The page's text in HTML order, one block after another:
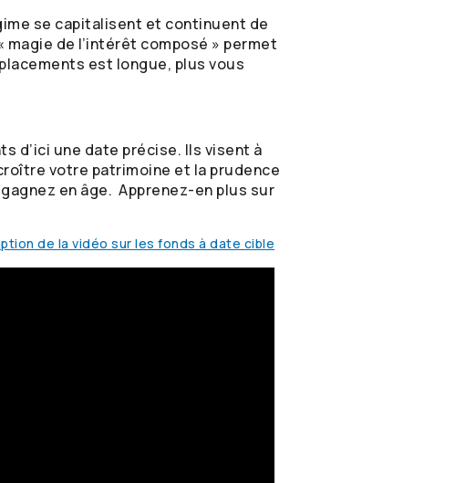
se capitalisent et continuent de
de l’intérêt composé » permet
est longue, plus vous
d’ici une date précise. Ils visent à
votre patrimoine et la prudence
en âge. Apprenez-en plus sur
de la vidéo sur les fonds à date cible